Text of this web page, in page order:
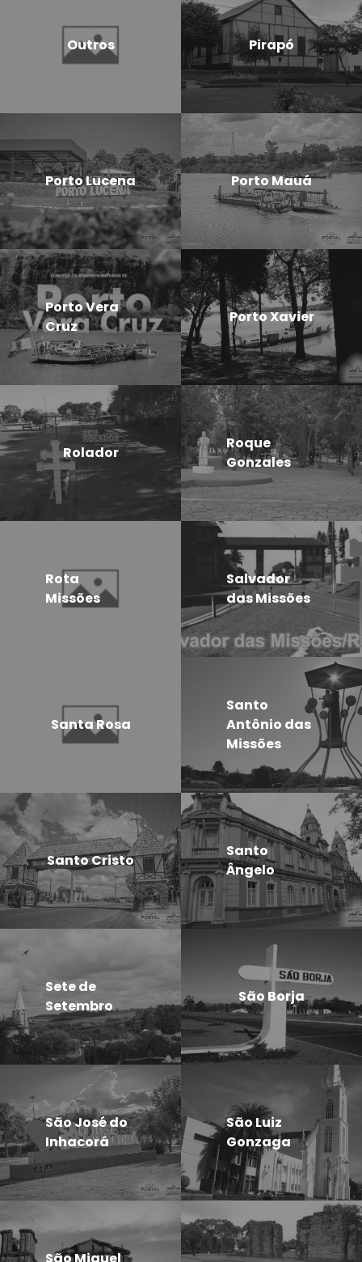
Outros Pirapó
Porto Lucena Porto Mauá
Porto Vera
Cruz
Porto Xavier
Rolador
Roque
Gonzales
Rota
Missões
Salvador
das Missões
Santa Rosa
Santo
Antônio das
Missões
Santo Cristo
Santo
Ângelo
Sete de
Setembro
São Borja
São José do
Inhacorá
São Luiz
Gonzaga
São Miguel